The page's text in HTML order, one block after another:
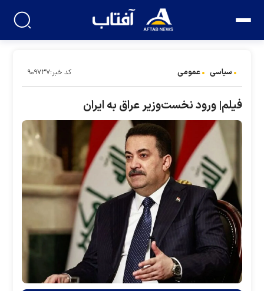
سیاسی عمومی کد خبر:۹۰۹۷۳۷
فیلم| ورود نخست‌وزیر عراق به ایران